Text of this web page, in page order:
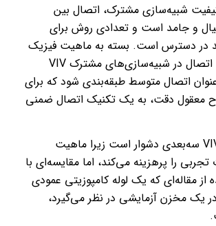
شبیه‌سازی مشترک، اتصال بین
و جامد است و تعدادی روش برای
در دسترس است. بسته به ماهیت فیزیک
مدل‌سازی شده، اتصال در شبیه‌سازی‌های مشترک VIV
اتصال متوسط ​​طبقه‌بندی شود که برای
معقول دقت، به یک تکنیک اتصال ضمنی
بررسی مسائل VIV سه‌بعدی دشوار است زیرا ماهیت
را پرهزینه می‌کند، اما مقایسه‌ای با
از مقاله‌ای که یک لوله کامپوزیتی عمودی
مخزن آزمایشی در نظر می‌گیرد،